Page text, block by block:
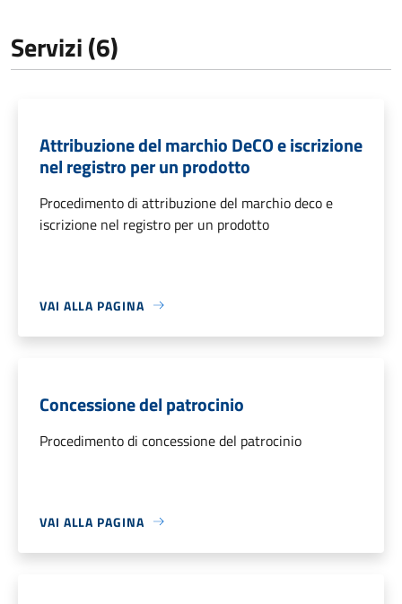
Servizi (6)
Attribuzione del marchio DeCO e iscrizione
nel registro per un prodotto
Procedimento di attribuzione del marchio deco e
iscrizione nel registro per un prodotto
VAI ALLA PAGINA
Concessione del patrocinio
Procedimento di concessione del patrocinio
VAI ALLA PAGINA